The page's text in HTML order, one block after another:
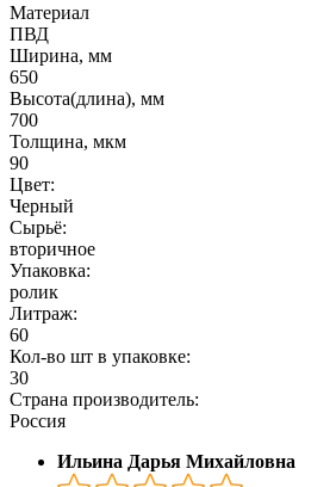
Материал
ПВД
Ширина, мм
650
Высота(длина), мм
700
Толщина, мкм
90
Цвет:
Черный
Сырьё:
вторичное
Упаковка:
ролик
Литраж:
60
Кол-во шт в упаковке:
30
Страна производитель:
Россия
Ильина Дарья Михайловна